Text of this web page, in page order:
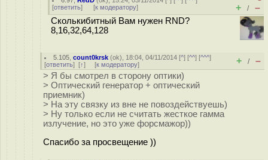
[ответить] [к модератору] + / –
Сколькибитный Вам нужен RND?
8,16,32,64,128
5.105 ,count0krsk (ok), 18:04, 04/11/2014 [^] [^^] [^^^]
[ответить] [↑] [к модератору] + / –
> Я бы смотрел в сторону оптики)
> Оптический генератор + оптический
приемник)
> На эту связку из вне не повоздействуешь)
> Ну только если не считать жесткое гамма
излучение, но это уже форсмажор))
Спасибо за просвещение ))